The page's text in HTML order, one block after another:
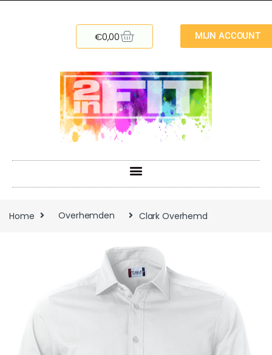
€0,00 MIJN ACCOUNT
Home Overhemden Clark Overhemd